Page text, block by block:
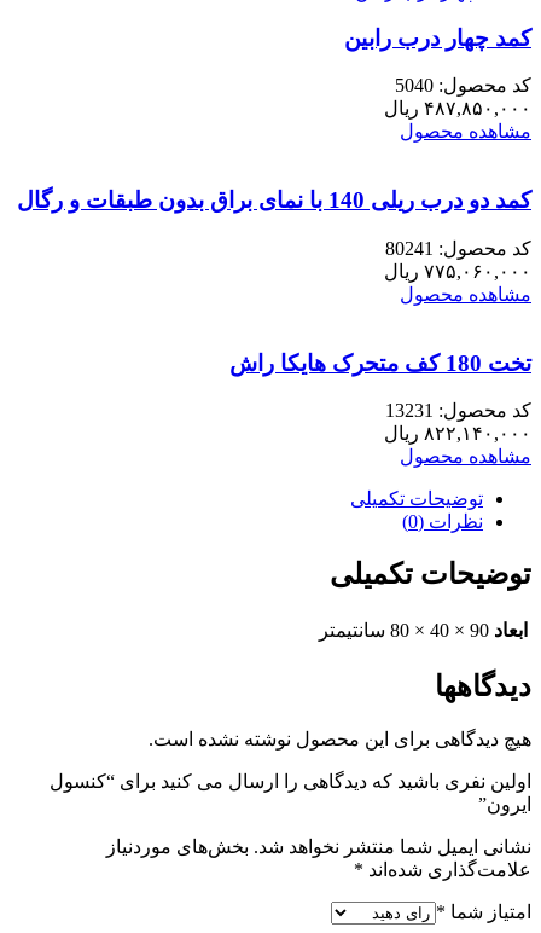
کمد چهار درب رابین
کد محصول: 5040
۴۸۷,۸۵۰,۰۰۰ ریال
مشاهده محصول
کمد دو درب ریلی 140 با نمای براق بدون طبقات و رگال
کد محصول: 80241
۷۷۵,۰۶۰,۰۰۰ ریال
مشاهده محصول
تخت 180 کف متحرک هایکا راش
کد محصول: 13231
۸۲۲,۱۴۰,۰۰۰ ریال
مشاهده محصول
توضیحات تکمیلی
نظرات (0)
توضیحات تکمیلی
ابعاد 90 × 40 × 80 سانتیمتر
دیدگاهها
هیچ دیدگاهی برای این محصول نوشته نشده است.
اولین نفری باشید که دیدگاهی را ارسال می کنید برای “کنسول
ایرون”
نشانی ایمیل شما منتشر نخواهد شد. بخش‌های موردنیاز
علامت‌گذاری شده‌اند *
امتیاز شما *